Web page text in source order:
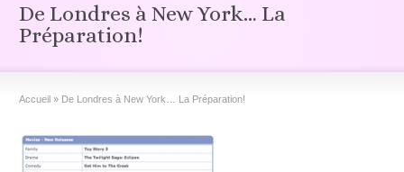
De Londres à New York… La
Préparation!
Accueil » De Londres à New York… La Préparation!